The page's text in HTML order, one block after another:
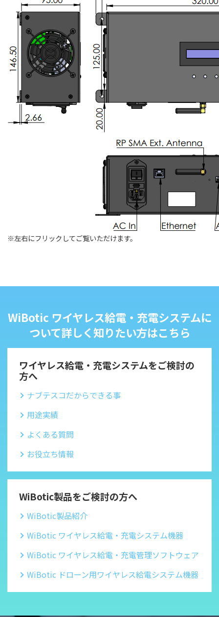
※左右にフリックしてご覧いただけます。
WiBotic ワイヤレス給電・充電システムに
ついて詳しく知りたい方はこちら
ワイヤレス給電・充電システムをご検討の
方へ
ナブテスコだからできる事
用途実績
よくある質問
お役立ち情報
WiBotic製品をご検討の方へ
WiBotic製品紹介
WiBotic ワイヤレス給電・充電システム機器
WiBotic ワイヤレス給電・充電管理ソフトウェア
WiBotic ドローン用ワイヤレス給電システム機器